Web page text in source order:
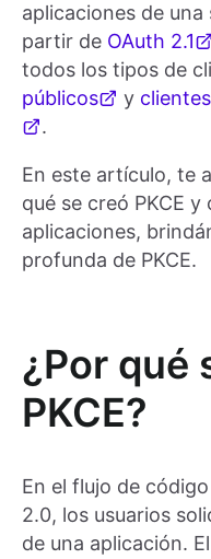
aplicaciones de
partir de OAuth 2.1
todos los tipos de
públicos
y
.
En este artículo, te
qué se creó PKCE
aplicaciones,
profunda de PKCE.
¿Por qué
PKCE?
En el flujo de
2.0, los usuarios
de una aplicación.